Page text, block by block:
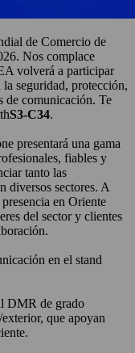
de Comercio de
Nos complace
volverá a participar
seguridad, protección,
de comunicación. Te
S3-C34.
presentará una gama
fiables y
tanto las
diversos sectores. A
en Oriente
del sector y clientes
en el stand
DMR de grado
que apoyan